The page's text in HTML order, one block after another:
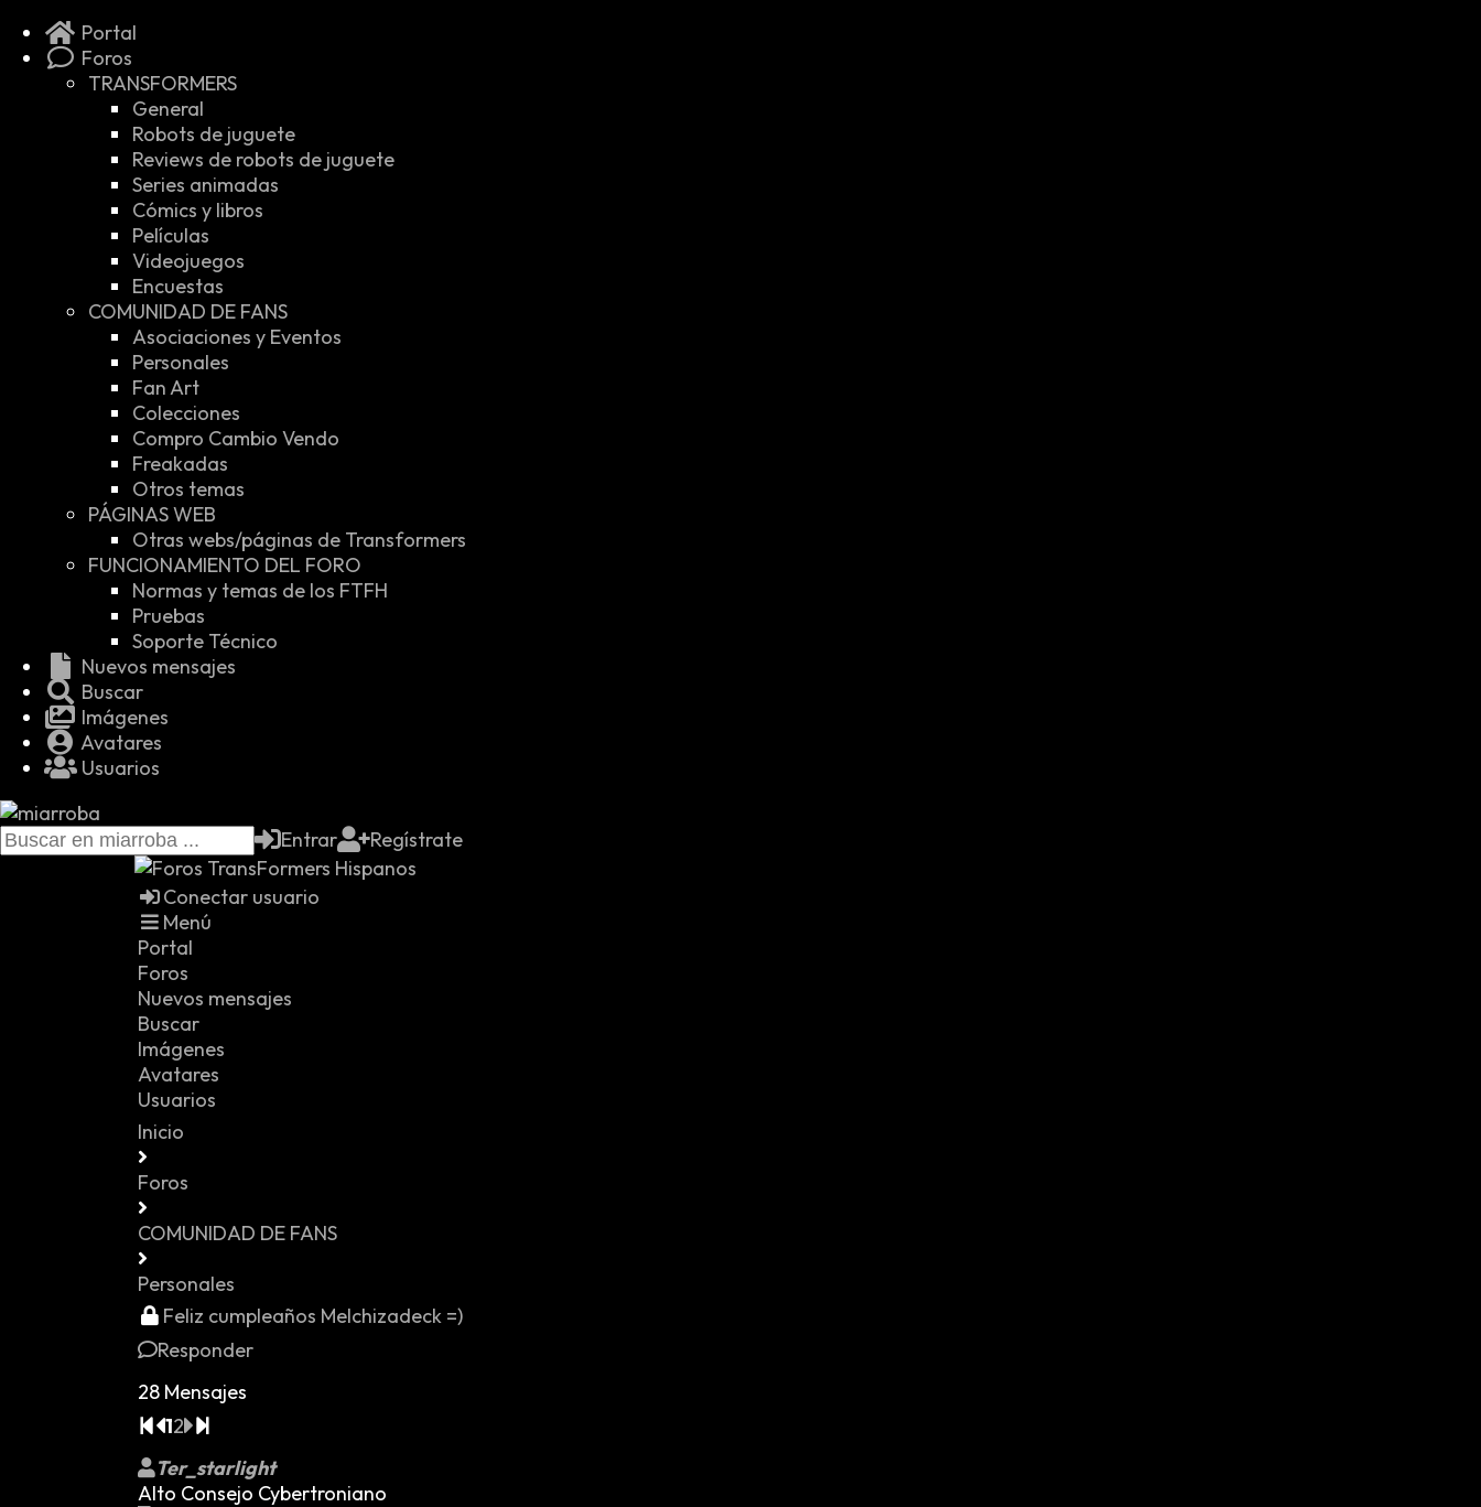
Portal
Foros
TRANSFORMERS
General
Robots de juguete
Reviews de robots de juguete
Series animadas
Cómics y libros
Películas
Videojuegos
Encuestas
COMUNIDAD DE FANS
Asociaciones y Eventos
Personales
Fan Art
Colecciones
Compro Cambio Vendo
Freakadas
Otros temas
PÁGINAS WEB
Otras webs/páginas de Transformers
FUNCIONAMIENTO DEL FORO
Normas y temas de los FTFH
Pruebas
Soporte Técnico
Nuevos mensajes
Buscar
Imágenes
Avatares
Usuarios
Entrar Regístrate
Conectar usuario
Menú
Portal
Foros
Nuevos mensajes
Buscar
Imágenes
Avatares
Usuarios
Inicio
Foros
COMUNIDAD DE FANS
Personales
Feliz cumpleaños Melchizadeck =)
Responder
28 Mensajes
12
Ter_starlight
Alto Consejo Cybertroniano